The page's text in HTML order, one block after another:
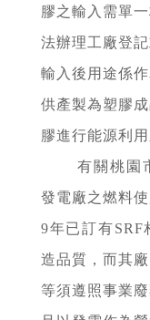
膠之輸入需單
法辦理工廠登
輸入後用途係
供產製為塑膠
膠進行能源利用
有關桃園
發電廠之燃料
9年已訂有SRF
造品質，而其
等須遵照事業